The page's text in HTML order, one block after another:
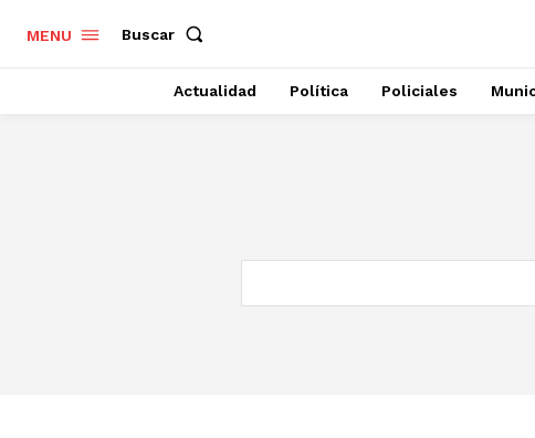
MENU Buscar
Actualidad Política Policiales